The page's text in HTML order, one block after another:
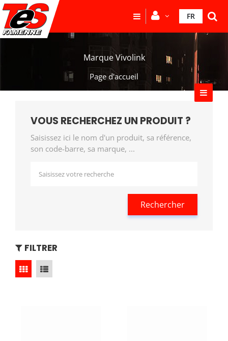
FR
Marque Vivolink
Page d'accueil
VOUS RECHERCHEZ UN PRODUIT ?
Saisissez ici le nom d'un produit, sa référence,
son code-barre, sa marque, ...
Rechercher
FILTRER